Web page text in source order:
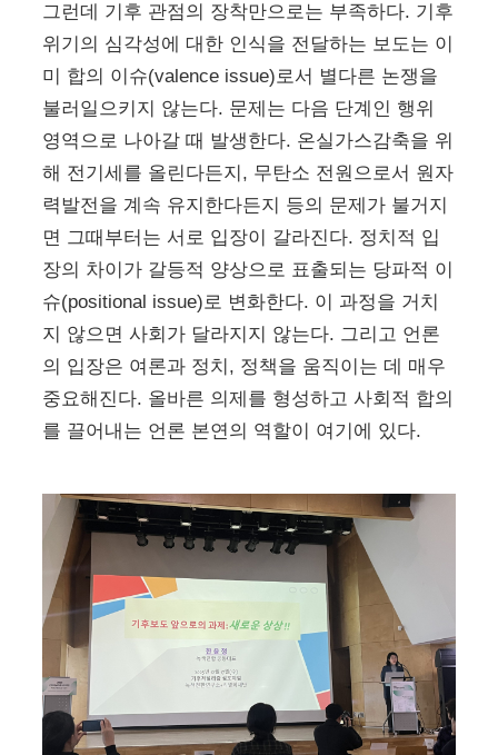
그런데 기후 관점의 장착만으로는 부족하다. 기후
위기의 심각성에 대한 인식을 전달하는 보도는 이
미 합의 이슈(valence issue)로서 별다른 논쟁을
불러일으키지 않는다. 문제는 다음 단계인 행위
영역으로 나아갈 때 발생한다. 온실가스감축을 위
해 전기세를 올린다든지, 무탄소 전원으로서 원자
력발전을 계속 유지한다든지 등의 문제가 불거지
면 그때부터는 서로 입장이 갈라진다. 정치적 입
장의 차이가 갈등적 양상으로 표출되는 당파적 이
슈(positional issue)로 변화한다. 이 과정을 거치
지 않으면 사회가 달라지지 않는다. 그리고 언론
의 입장은 여론과 정치, 정책을 움직이는 데 매우
중요해진다. 올바른 의제를 형성하고 사회적 합의
를 끌어내는 언론 본연의 역할이 여기에 있다.